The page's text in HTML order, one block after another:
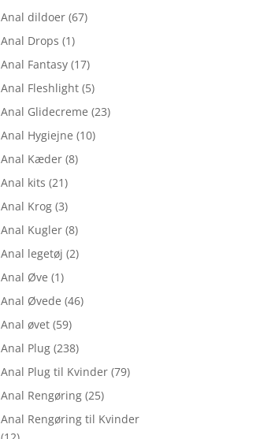
Anal dildoer (67)
Anal Drops (1)
Anal Fantasy (17)
Anal Fleshlight (5)
Anal Glidecreme (23)
Anal Hygiejne (10)
Anal Kæder (8)
Anal kits (21)
Anal Krog (3)
Anal Kugler (8)
Anal legetøj (2)
Anal Øve (1)
Anal Øvede (46)
Anal øvet (59)
Anal Plug (238)
Anal Plug til Kvinder (79)
Anal Rengøring (25)
Anal Rengøring til Kvinder